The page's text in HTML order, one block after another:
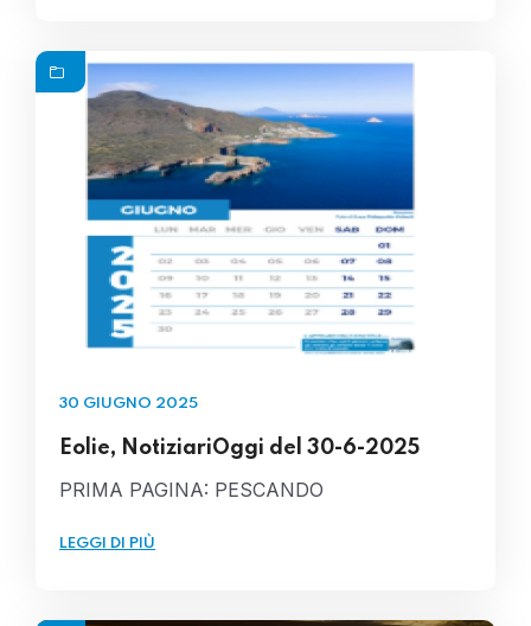
30 GIUGNO 2025
Eolie, NotiziariOggi del 30-6-2025
PRIMA PAGINA: PESCANDO
LEGGI DI PIÙ